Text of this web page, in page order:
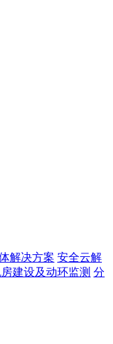
解决方案 安全云解
建设及动环监测 分